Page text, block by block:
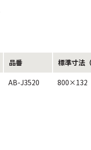
品番 標準寸法
AB-J3520 800×132